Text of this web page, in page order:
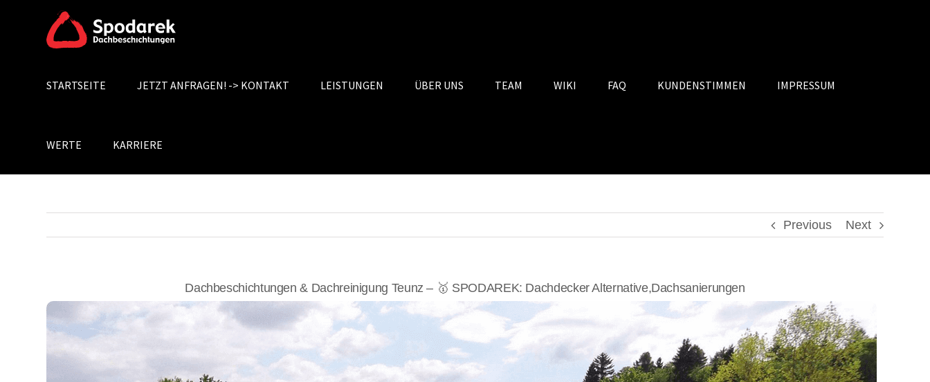
Search
STARTSEITE JETZT ANFRAGEN! -> KONTAKT LEISTUNGEN ÜBER UNS TEAM WIKI FAQ KUNDENSTIMMEN IMPRESSUM
WERTE KARRIERE
Previous Next
Dachbeschichtungen & Dachreinigung Teunz – 🥇 SPODAREK: Dachdecker Alternative,Dachsanierungen